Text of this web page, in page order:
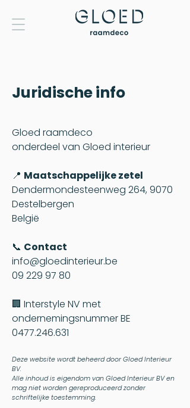
Juridische info
Gloed raamdeco
onderdeel van Gloed interieur
📍 Maatschappelijke zetel
Dendermondesteenweg 264, 9070
Destelbergen
België
📞 Contact
info@gloedinterieur.be
09 229 97 80
🏢 Interstyle NV met
ondernemingsnummer BE
0477.246.631
Deze website wordt beheerd door Gloed Interieur
BV.
Alle inhoud is eigendom van Gloed Interieur BV en
mag niet worden gereproduceerd zonder
schriftelijke toestemming.